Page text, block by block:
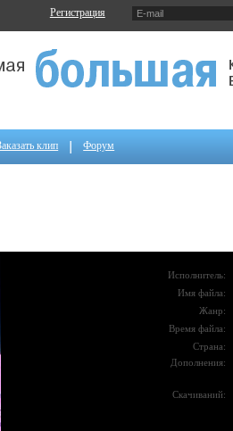
Регистрация
клип Форум
Исполнитель:
Имя файла:
Жанр:
Время файла:
Страна:
Дополнения:
Скачиваний: